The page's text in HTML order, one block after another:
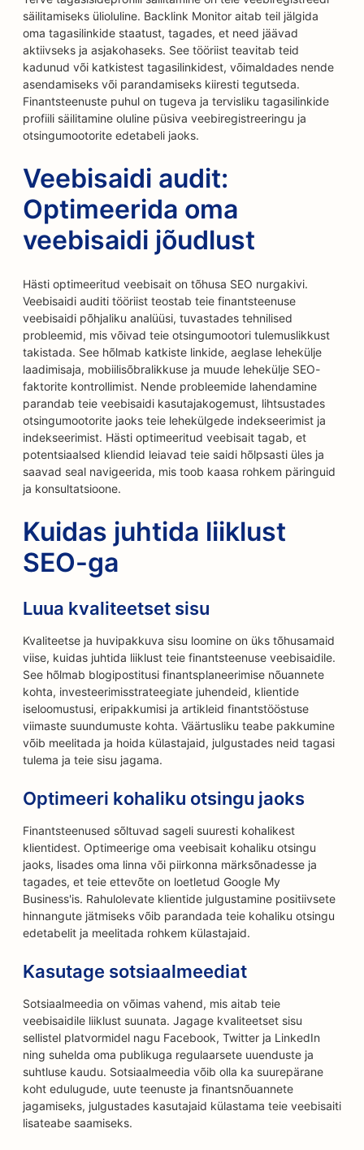
säilitamiseks ülioluline. Backlink Monitor aitab teil jälgida
oma tagasilinkide staatust, tagades, et need jäävad
aktiivseks ja asjakohaseks. See tööriist teavitab teid
kadunud või katkistest tagasilinkidest, võimaldades nende
asendamiseks või parandamiseks kiiresti tegutseda.
Finantsteenuste puhul on tugeva ja tervisliku tagasilinkide
profiili säilitamine oluline püsiva veebiregistreeringu ja
otsingumootorite edetabeli jaoks.
Veebisaidi audit:
Optimeerida oma
veebisaidi jõudlust
Hästi optimeeritud veebisait on tõhusa SEO nurgakivi.
Veebisaidi auditi tööriist teostab teie finantsteenuse
veebisaidi põhjaliku analüüsi, tuvastades tehnilised
probleemid, mis võivad teie otsingumootori tulemuslikkust
takistada. See hõlmab katkiste linkide, aeglase lehekülje
laadimisaja, mobiilisõbralikkuse ja muude lehekülje SEO-
faktorite kontrollimist. Nende probleemide lahendamine
parandab teie veebisaidi kasutajakogemust, lihtsustades
otsingumootorite jaoks teie lehekülgede indekseerimist ja
indekseerimist. Hästi optimeeritud veebisait tagab, et
potentsiaalsed kliendid leiavad teie saidi hõlpsasti üles ja
saavad seal navigeerida, mis toob kaasa rohkem päringuid
ja konsultatsioone.
Kuidas juhtida liiklust
SEO-ga
Luua kvaliteetset sisu
Kvaliteetse ja huvipakkuva sisu loomine on üks tõhusamaid
viise, kuidas juhtida liiklust teie finantsteenuse veebisaidile.
See hõlmab blogipostitusi finantsplaneerimise nõuannete
kohta, investeerimisstrateegiate juhendeid, klientide
iseloomustusi, eripakkumisi ja artikleid finantstööstuse
viimaste suundumuste kohta. Väärtusliku teabe pakkumine
võib meelitada ja hoida külastajaid, julgustades neid tagasi
tulema ja teie sisu jagama.
Optimeeri kohaliku otsingu jaoks
Finantsteenused sõltuvad sageli suuresti kohalikest
klientidest. Optimeerige oma veebisait kohaliku otsingu
jaoks, lisades oma linna või piirkonna märksõnadesse ja
tagades, et teie ettevõte on loetletud Google My
Business'is. Rahulolevate klientide julgustamine positiivsete
hinnangute jätmiseks võib parandada teie kohaliku otsingu
edetabelit ja meelitada rohkem külastajaid.
Kasutage sotsiaalmeediat
Sotsiaalmeedia on võimas vahend, mis aitab teie
veebisaidile liiklust suunata. Jagage kvaliteetset sisu
sellistel platvormidel nagu Facebook, Twitter ja LinkedIn
ning suhelda oma publikuga regulaarsete uuenduste ja
suhtluse kaudu. Sotsiaalmeedia võib olla ka suurepärane
koht edulugude, uute teenuste ja finantsnõuannete
jagamiseks, julgustades kasutajaid külastama teie veebisaiti
lisateabe saamiseks.